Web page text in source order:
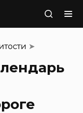
Поиск
➤